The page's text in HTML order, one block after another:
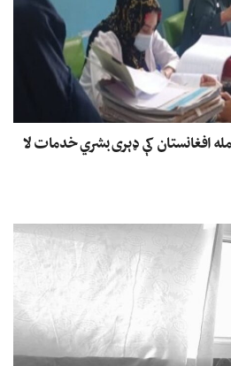
افغانستان کې ډېری بشري خدمات لا